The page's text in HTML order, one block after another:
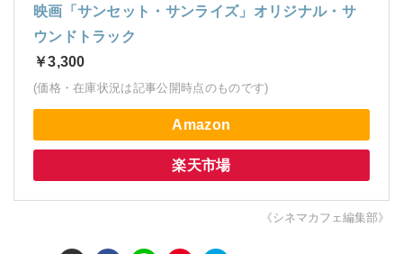
映画「サンセット・サンライズ」オリジナル・サ
ウンドトラック
￥3,300
(価格・在庫状況は記事公開時点のものです)
Amazon
楽天市場
《シネマカフェ編集部》